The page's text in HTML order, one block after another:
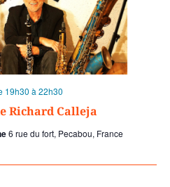
Richard Calleja
19h30 à 22h30
6 rue du fort, Pecabou, France